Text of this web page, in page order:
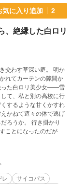
気に入り追加 2
、絶縁した白ロリ
す草深い庭。 明か
れてカーテンの隙間か
った白ロリ美少女――雪
かねて這々の体で逃げ
行き掛かり
ことになったのだが―
）のようなのでジャン
ました。 ※本文に変更
誠にありがとうござい
レ サイコパス